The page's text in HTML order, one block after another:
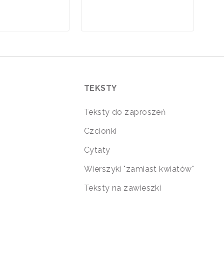
TEKSTY
Teksty do zaproszeń
Czcionki
Cytaty
Wierszyki "zamiast kwiatów"
Teksty na zawieszki